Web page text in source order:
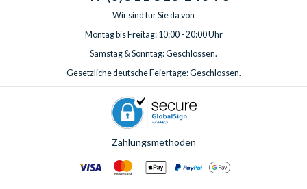
Wir sind für Sie da von
Montag bis Freitag: 10:00 - 20:00 Uhr
Samstag & Sonntag: Geschlossen.
Gesetzliche deutsche Feiertage: Geschlossen.
Zahlungsmethoden